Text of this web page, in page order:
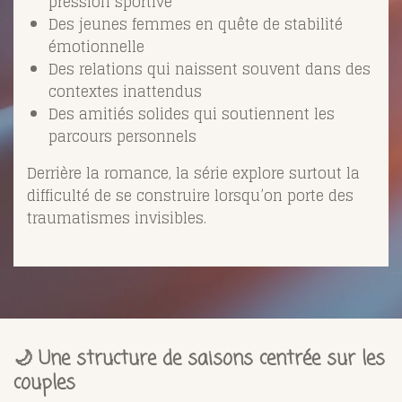
Des jeunes femmes en quête de stabilité
émotionnelle
Des relations qui naissent souvent dans des
contextes inattendus
Des amitiés solides qui soutiennent les
parcours personnels
Derrière la romance, la série explore surtout la
difficulté de se construire lorsqu’on porte des
traumatismes invisibles.
🌙 Une structure de saisons centrée sur les
couples